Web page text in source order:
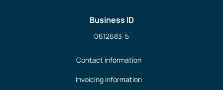
Business ID
0612683-5
Contact information
Invoicing information